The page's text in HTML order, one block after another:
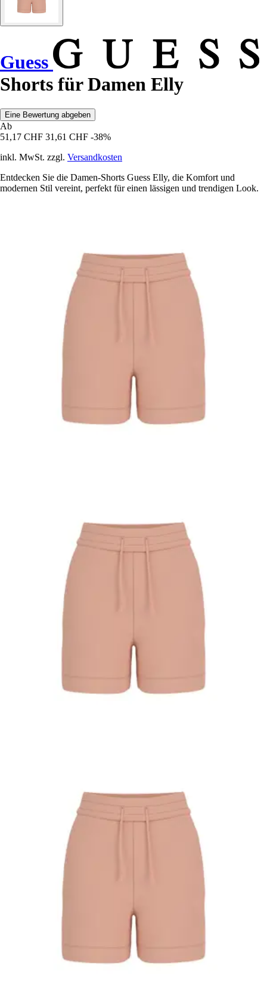
Guess
Shorts für Damen Elly
Eine Bewertung abgeben
Ab
51,17 CHF 31,61 CHF -38%
inkl. MwSt. zzgl. Versandkosten
Entdecken Sie die Damen-Shorts Guess Elly, die Komfort und
modernen Stil vereint, perfekt für einen lässigen und trendigen Look.